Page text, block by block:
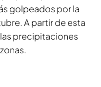
golpeados por la
A partir de esta
precipitaciones